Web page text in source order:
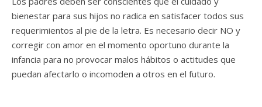
bienestar para sus hijos no radica en satisfacer todos sus
requerimientos al pie de la letra. Es necesario decir NO y
corregir con amor en el momento oportuno durante la
infancia para no provocar malos hábitos o actitudes que
puedan afectarlo o incomoden a otros en el futuro.